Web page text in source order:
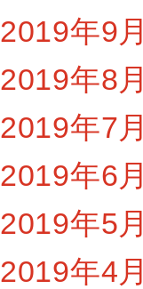
2019年9月
2019年8月
2019年7月
2019年6月
2019年5月
2019年4月